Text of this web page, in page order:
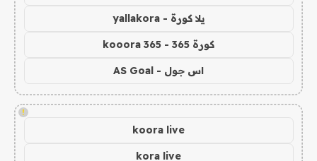
يلا كورة - yallakora
كورة 365 - kooora 365
اس جول - AS Goal
!
koora live
kora live